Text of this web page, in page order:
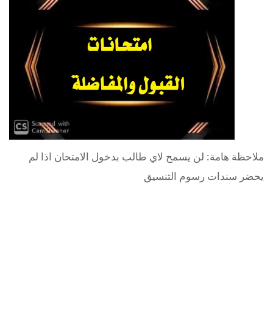
ملاحظة هامة: لن يسمح لاي طالب بدخول الامتحان اذا لم
يحضر سندات رسوم التنسيق